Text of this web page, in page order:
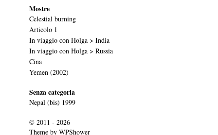
Mostre
Celestial burning
Articolo 1
In viaggio con Holga > India
In viaggio con Holga > Russia
Cina
Yemen (2002)
Senza categoria
Nepal (bis) 1999
© 2011 - 2026
Theme by WPShower